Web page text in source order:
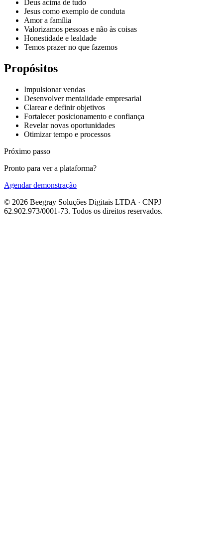
Deus acima de tudo
Jesus como exemplo de conduta
Amor a família
Valorizamos pessoas e não às coisas
Honestidade e lealdade
Temos prazer no que fazemos
Propósitos
Impulsionar vendas
Desenvolver mentalidade empresarial
Clarear e definir objetivos
Fortalecer posicionamento e confiança
Revelar novas oportunidades
Otimizar tempo e processos
Próximo passo
Pronto para ver a plataforma?
Agendar demonstração
© 2026 Beegray Soluções Digitais LTDA · CNPJ
62.902.973/0001-73. Todos os direitos reservados.